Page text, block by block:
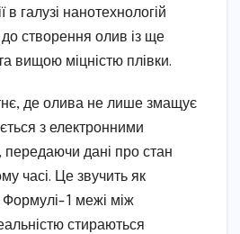
в галузі нанотехнологій
створення олив із ще
вищою міцністю плівки.
де олива не лише змащує
з електронними
передаючи дані про стан
часі. Це звучить як
1 межі між
стираються